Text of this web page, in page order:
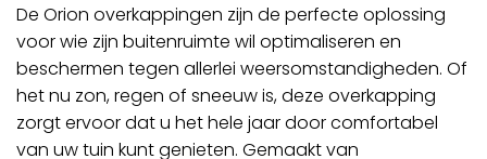
De Orion overkappingen zijn de perfecte oplossing
voor wie zijn buitenruimte wil optimaliseren en
beschermen tegen allerlei weersomstandigheden. Of
het nu zon, regen of sneeuw is, deze overkapping
zorgt ervoor dat u het hele jaar door comfortabel
van uw tuin kunt genieten. Gemaakt van